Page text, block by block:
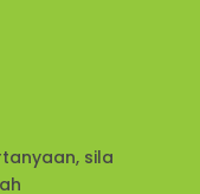
sila